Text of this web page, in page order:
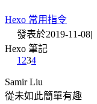
Hexo 常用指令
發表於2019-11-08|
Hexo 筆記
1 234
Samir Liu
從未如此簡單有趣